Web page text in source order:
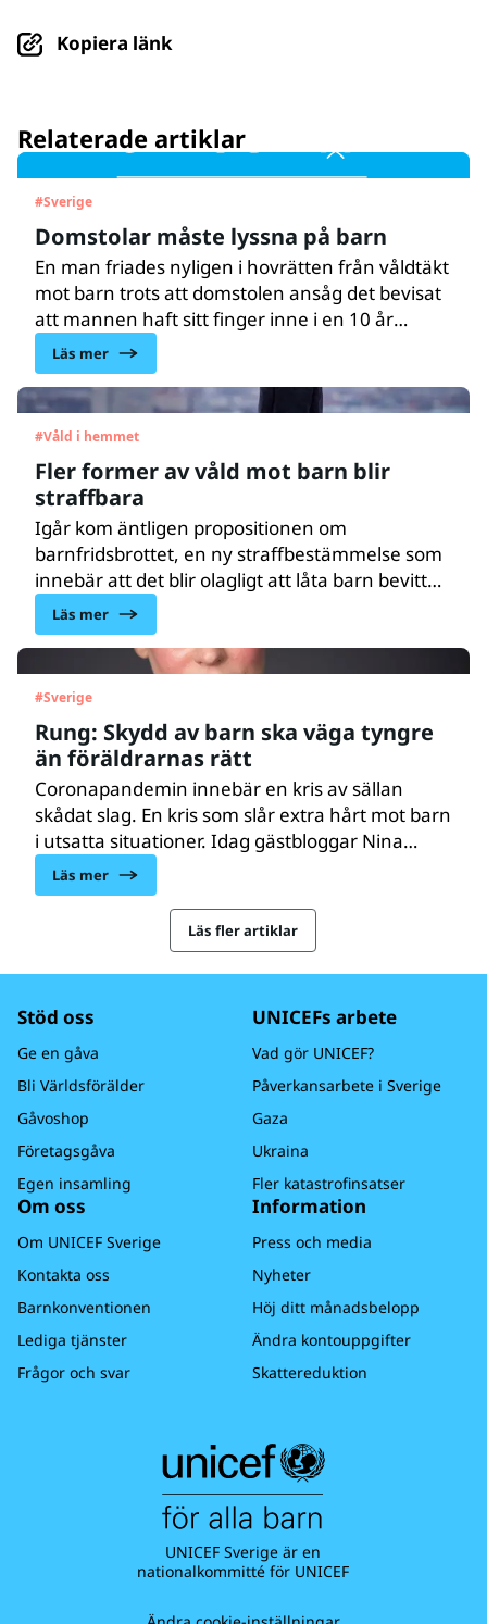
Kopiera länk
Relaterade artiklar
#Sverige
Domstolar måste lyssna på barn
En man friades nyligen i hovrätten från våldtäkt
mot barn trots att domstolen ansåg det bevisat
att mannen haft sitt finger inne i en 10 år
gammal flickas snippa. Anledningen var att
domstolen ansåg att det inte kunde fastslås vad
flickan menade när hon använde ordet snippa.
Enligt UNICEF Sveriges barnrättsjurist Maj
Fagerlund är bristande kunskap om barns
rättigheter, särskilt barns rätt att komma till tals,
ett generellt problem i svenska domstolar.
Läs mer
#Våld i hemmet
Fler former av våld mot barn blir
straffbara
Igår kom äntligen propositionen om
barnfridsbrottet, en ny straffbestämmelse som
innebär att det blir olagligt att låta barn bevittna
våld i hemmet. Det nya lagförslaget är ett viktigt
steg för att stärka barns rättigheter och göra
fler former av våld mot barn straffbara.
Läs mer
#Sverige
Rung: Skydd av barn ska väga tyngre
än föräldrarnas rätt
Coronapandemin innebär en kris av sällan
skådat slag. En kris som slår extra hårt mot barn
i utsatta situationer. Idag gästbloggar Nina
Rung, kriminolog och grundare av ideella
föreningen Huskurage, om hur vi ska
garantera barns skydd framför
föräldrarnas rätt.
Läs mer
Läs fler artiklar
Stöd oss
Ge en gåva
Bli Världsförälder
Gåvoshop
Företagsgåva
Egen insamling
UNICEFs arbete
Vad gör UNICEF?
Påverkansarbete i Sverige
Gaza
Ukraina
Fler katastrofinsatser
Om oss
Om UNICEF Sverige
Kontakta oss
Barnkonventionen
Lediga tjänster
Frågor och svar
Information
Press och media
Nyheter
Höj ditt månadsbelopp
Ändra kontouppgifter
Skattereduktion
UNICEF Sverige är en
nationalkommitté för UNICEF